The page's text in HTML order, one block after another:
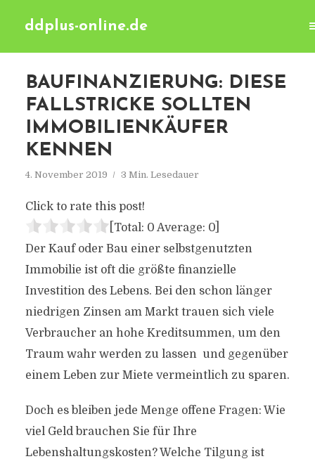
ddplus-online.de
BAUFINANZIERUNG: DIESE
FALLSTRICKE SOLLTEN
IMMOBILIENKÄUFER
KENNEN
4. November 2019 3 Min. Lesedauer
Click to rate this post!
[Total: 0 Average: 0]
Der Kauf oder Bau einer selbstgenutzten
Immobilie ist oft die größte finanzielle
Investition des Lebens. Bei den schon länger
niedrigen Zinsen am Markt trauen sich viele
Verbraucher an hohe Kreditsummen, um den
Traum wahr werden zu lassen  und gegenüber
einem Leben zur Miete vermeintlich zu sparen.
Doch es bleiben jede Menge offene Fragen: Wie
viel Geld brauchen Sie für Ihre
Lebenshaltungskosten? Welche Tilgung ist